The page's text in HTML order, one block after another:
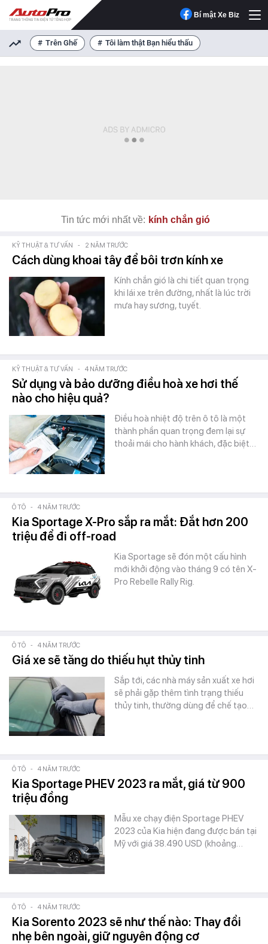
Bí mật Xe Biz
Trên Ghế Tôi làm thật Bạn hiểu thấu
Tin tức mới nhất về: kính chắn gió
KỸ THUẬT & TƯ VẤN - 2 NĂM TRƯỚC
Cách dùng khoai tây để bôi trơn kính xe
Kính chắn gió là chi tiết quan trọng
khi lái xe trên đường, nhất là lúc trời
mưa hay sương, tuyết.
KỸ THUẬT & TƯ VẤN - 4 NĂM TRƯỚC
Sử dụng và bảo dưỡng điều hoà xe hơi thế
nào cho hiệu quả?
Điều hoà nhiệt độ trên ô tô là một
thành phần quan trọng đem lại sự
thoải mái cho hành khách, đặc biệt…
Ô TÔ - 4 NĂM TRƯỚC
Kia Sportage X-Pro sắp ra mắt: Đắt hơn 200
triệu để đi off-road
Kia Sportage sẽ đón một cấu hình
mới khởi động vào tháng 9 có tên X-
Pro Rebelle Rally Rig.
Ô TÔ - 4 NĂM TRƯỚC
Giá xe sẽ tăng do thiếu hụt thủy tinh
Sắp tới, các nhà máy sản xuất xe hơi
sẽ phải gặp thêm tình trạng thiếu
thủy tinh, thường dùng để chế tạo…
Ô TÔ - 4 NĂM TRƯỚC
Kia Sportage PHEV 2023 ra mắt, giá từ 900
triệu đồng
Mẫu xe chạy điện Sportage PHEV
2023 của Kia hiện đang được bán tại
Mỹ với giá 38.490 USD (khoảng…
Ô TÔ - 4 NĂM TRƯỚC
Kia Sorento 2023 sẽ như thế nào: Thay đổi
nhẹ bên ngoài, giữ nguyên động cơ